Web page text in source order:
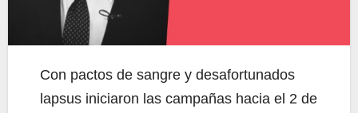
Con pactos de sangre y desafortunados
lapsus iniciaron las campañas hacia el 2 de